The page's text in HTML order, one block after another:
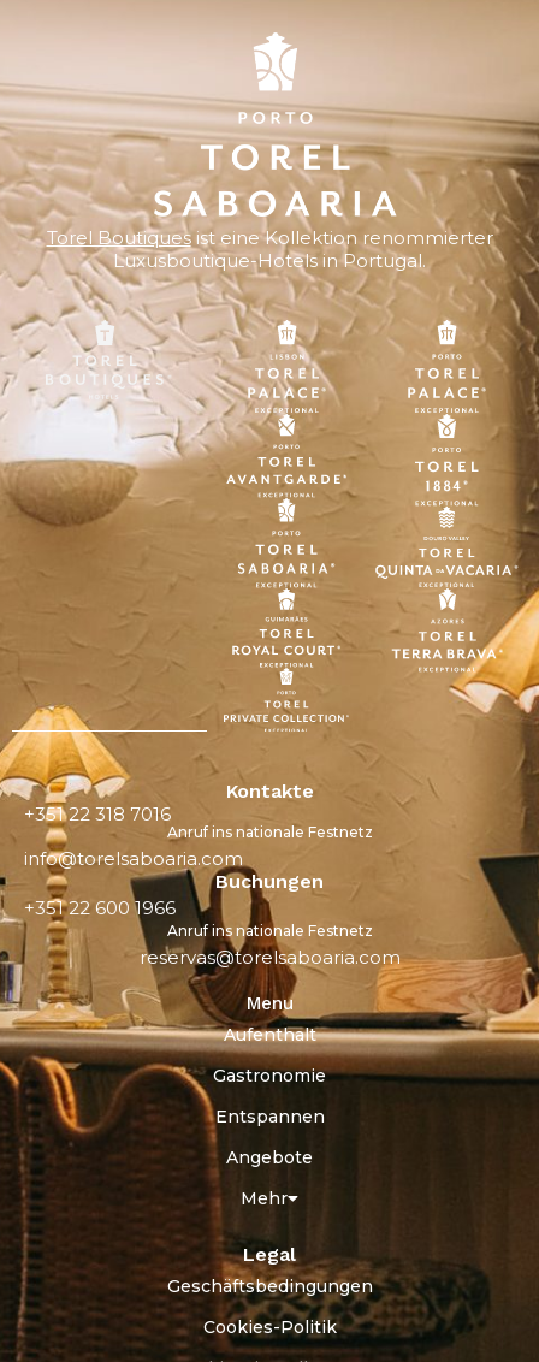
Torel Boutiquesist eine Kollektion renommierter
Luxusboutique-Hotels in Portugal.
Kontakte
+351 22 318 7016
Anruf ins nationale Festnetz
info@torelsaboaria.com
Buchungen
+351 22 600 1966
Anruf ins nationale Festnetz
reservas@torelsaboaria.com
Menu
Aufenthalt
Gastronomie
Entspannen
Angebote
Mehr
Legal
Geschäftsbedingungen
Cookies-Politik